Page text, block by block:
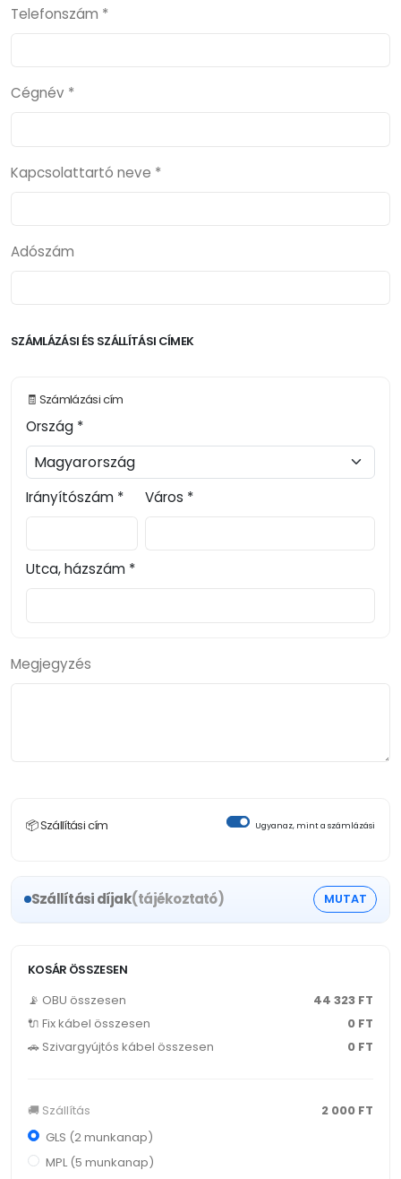
Telefonszám *
Cégnév *
Kapcsolattartó neve *
Adószám
SZÁMLÁZÁSI ÉS SZÁLLÍTÁSI CÍMEK
🧾 Számlázási cím
Ország *
Irányítószám * Város *
Utca, házszám *
Megjegyzés
📦 Szállítási cím Ugyanaz, mint a számlázási
Szállítási díjak(tájékoztató) MUTAT
KOSÁR ÖSSZESEN
📡 OBU összesen
44 323 FT
🔌 Fix kábel összesen
0 FT
🚗 Szivargyújtós kábel összesen
0 FT
🚚 Szállítás 2 000 FT
GLS (2 munkanap)
MPL (5 munkanap)